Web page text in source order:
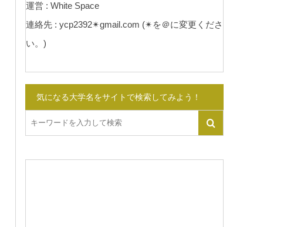
運営 : White Space
連絡先 : ycp2392✴︎gmail.com (✴︎を＠に変更くださ
い。)
気になる大学名をサイトで検索してみよう！